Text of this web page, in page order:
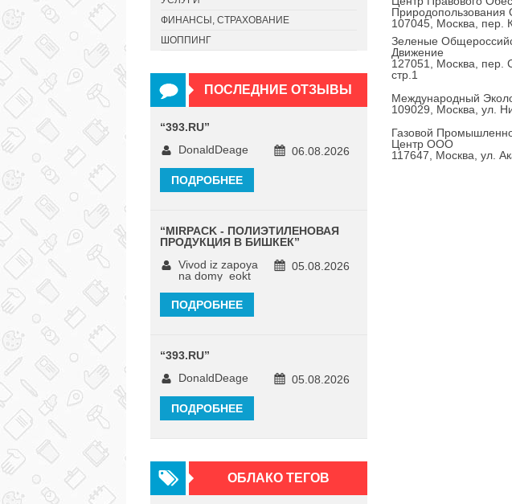
107045, Москва, пер.
Зеленые
Движение
127051, Москва, пер.
стр.1
Международный
109029, Москва, ул.
Газовой
Центр ООО
117647, Москва, ул.
ФИНАНСЫ, СТРАХОВАНИЕ
ШОППИНГ
ПОСЛЕДНИЕ ОТЗЫВЫ
“393.RU”
06.08.2026
DonaldDeage
ПОДРОБНЕЕ
“MIRPACK - ПОЛИЭТИЛЕНОВАЯ
ПРОДУКЦИЯ В БИШКЕК”
05.08.2026
Vivod iz zapoya
na domy_eokt
ПОДРОБНЕЕ
“393.RU”
05.08.2026
DonaldDeage
ПОДРОБНЕЕ
ОБЛАКО ТЕГОВ